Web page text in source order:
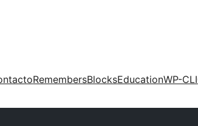
RemembersBlocksEducationWP-CLI